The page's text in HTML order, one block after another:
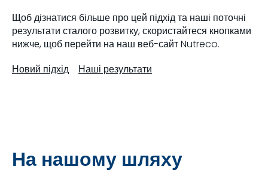
Щоб дізнатися більше про цей підхід та наші поточні
результати сталого розвитку, скористайтеся кнопками
нижче, щоб перейти на наш веб-сайт Nutreco.
Новий підхід
Наші результати
На нашому шляху